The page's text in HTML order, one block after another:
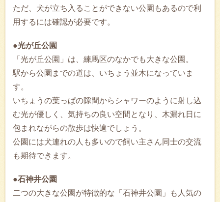
ただ、犬が立ち入ることができない公園もあるので利
用するには確認が必要です。
●光が丘公園
「光が丘公園」は、練馬区のなかでも大きな公園。
駅から公園までの道は、いちょう並木になっていま
す。
いちょうの葉っぱの隙間からシャワーのように射し込
む光が優しく、気持ちの良い空間となり、木漏れ日に
包まれながらの散歩は快適でしょう。
公園には犬連れの人も多いので飼い主さん同士の交流
も期待できます。
●石神井公園
二つの大きな公園が特徴的な「石神井公園」も人気の